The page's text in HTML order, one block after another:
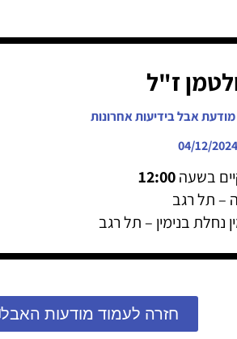
ז"ל
אבל בידיעות אחרונות
04/12/2024
בשעה12:00
– תל רגב
נחלת בנימין – תל רגב
חזרה לעמוד מודעות האבל